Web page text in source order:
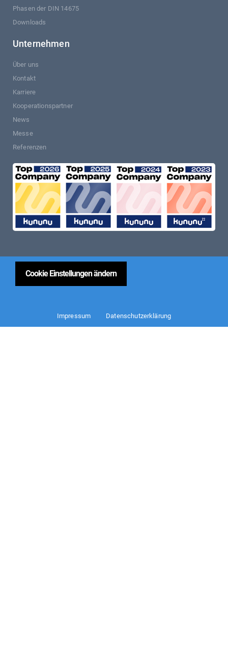
Phasen der DIN 14675
Downloads
Unternehmen
Über uns
Kontakt
Karriere
Kooperationspartner
News
Messe
Referenzen
Cookie Einstellungen ändern
Impressum Datenschutzerklärung